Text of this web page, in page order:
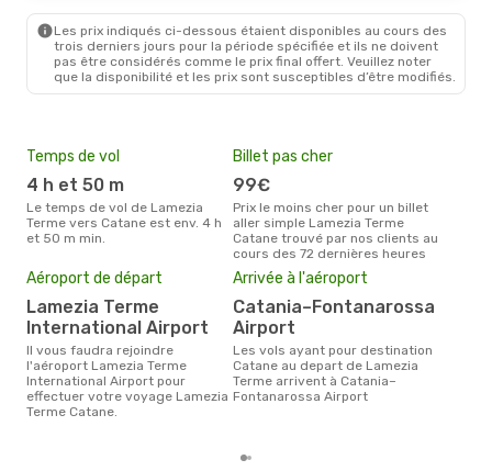
Les prix indiqués ci-dessous étaient disponibles au cours des
trois derniers jours pour la période spécifiée et ils ne doivent
pas être considérés comme le prix final offert. Veuillez noter
que la disponibilité et les prix sont susceptibles d’être modifiés.
Temps de vol
4 h et 50 m
Le temps de vol de Lamezia
Terme vers Catane est env. 4 h
et 50 m min.
Billet pas cher
99€
Prix le moins cher pour un billet
aller simple Lamezia Terme
Catane trouvé par nos clients au
cours des 72 dernières heures
Aéroport de départ
Lamezia Terme
International Airport
Il vous faudra rejoindre
l'aéroport Lamezia Terme
International Airport pour
effectuer votre voyage Lamezia
Terme Catane.
Arrivée à l'aéroport
Catania–Fontanarossa
Airport
Les vols ayant pour destination
Catane au depart de Lamezia
Terme arrivent à Catania–
Fontanarossa Airport